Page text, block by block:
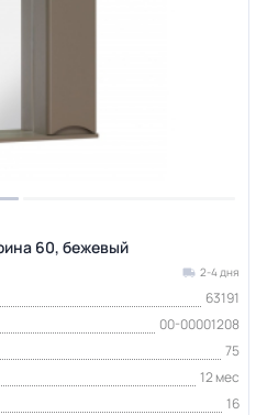
60, бежевый
2-4 дня
63191
00-00001208
75
12 мес
16